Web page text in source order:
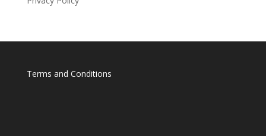
Terms and Conditions